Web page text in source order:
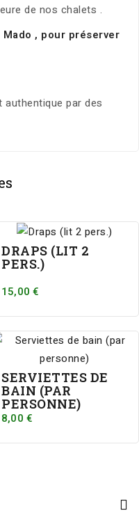
de nos chalets .
, pour préserver
par des
DRAPS (LIT 2
PERS.)
15,00 €
SERVIETTES DE
BAIN (PAR
PERSONNE)
8,00 €